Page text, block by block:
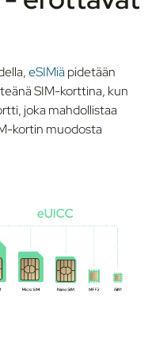
eSIMiä pidetään
SIM-korttina, kun
joka mahdollistaa
kortin muodosta